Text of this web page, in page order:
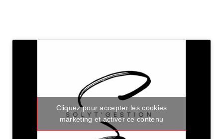
Cliquez pour accepter les cookies
marketing et activer ce contenu